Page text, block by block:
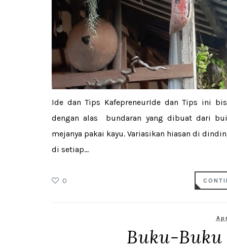
Ide dan Tips KafepreneurIde dan Tips ini
dengan alas bundaran yang dibuat dari
mejanya pakai kayu. Variasikan hiasan di
di setiap...
0
Buku-